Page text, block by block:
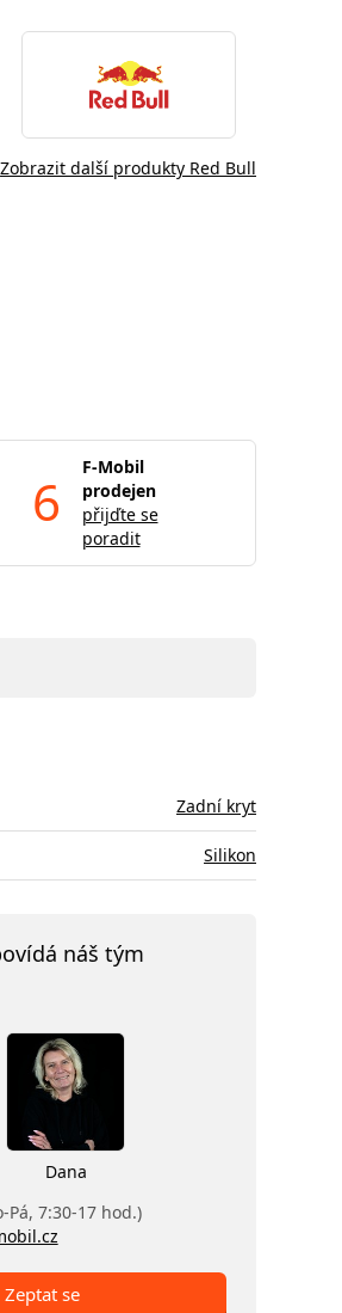
Zobrazit další produkty Red Bull
6
F-Mobil
prodejen
přijďte se
poradit
Zadní kryt
Silikon
náš tým
Dana
Pá, 7:30-17 hod.)
Zeptat se